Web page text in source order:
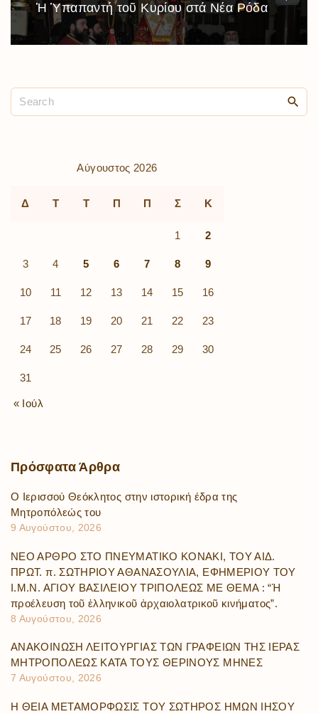
Ἡ Ὑπαπαντή τοῦ Κυρίου στά Νέα Ρόδα
Αύγουστος 2026
Δ Τ Τ Π Π Σ Κ
1 2
3 4 5 6 7 8 9
10 11 12 13 14 15 16
17 18 19 20 21 22 23
24 25 26 27 28 29 30
31
« Ιούλ
Πρόσφατα Άρθρα
Ο Ιερισσού Θεόκλητος στην ιστορική έδρα της
Μητροπόλεώς του
9 Αυγούστου, 2026
ΝΕΟ ΑΡΘΡΟ ΣΤΟ ΠΝΕΥΜΑΤΙΚΟ ΚΟΝΑΚΙ, ΤΟΥ ΑΙΔ.
ΠΡΩΤ. π. ΣΩΤΗΡΙΟΥ ΑΘΑΝΑΣΟΥΛΙΑ, ΕΦΗΜΕΡΙΟΥ ΤΟΥ
Ι.Μ.Ν. ΑΓΙΟΥ ΒΑΣΙΛΕΙΟΥ ΤΡΙΠΟΛΕΩΣ ΜΕ ΘΕΜΑ : “Ἡ
προέλευση τοῦ ἑλληνικοῦ ἀρχαιολατρικοῦ κινήματος”.
8 Αυγούστου, 2026
ΑΝΑΚΟΙΝΩΣΗ ΛΕΙΤΟΥΡΓΙΑΣ ΤΩΝ ΓΡΑΦΕΙΩΝ ΤΗΣ ΙΕΡΑΣ
ΜΗΤΡΟΠΟΛΕΩΣ ΚΑΤΑ ΤΟΥΣ ΘΕΡΙΝΟΥΣ ΜΗΝΕΣ
7 Αυγούστου, 2026
Η ΘΕΙΑ ΜΕΤΑΜΟΡΦΩΣΙΣ ΤΟΥ ΣΩΤΗΡΟΣ ΗΜΩΝ ΙΗΣΟΥ